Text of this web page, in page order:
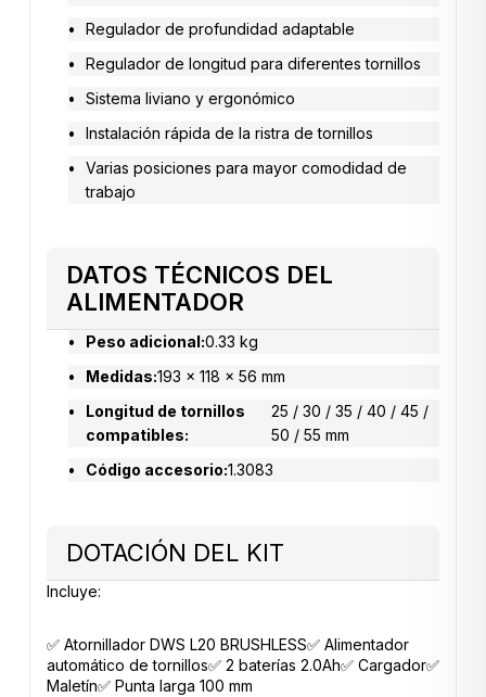
Regulador de profundidad adaptable
Regulador de longitud para diferentes tornillos
Sistema liviano y ergonómico
Instalación rápida de la ristra de tornillos
Varias posiciones para mayor comodidad de
trabajo
DATOS TÉCNICOS DEL
ALIMENTADOR
Peso adicional:0.33 kg
Medidas:193 x 118 x 56 mm
Longitud de tornillos
compatibles:
25 / 30 / 35 / 40 / 45 /
50 / 55 mm
Código accesorio:1.3083
DOTACIÓN DEL KIT
Incluye:
✅ Atornillador DWS L20 BRUSHLESS✅ Alimentador
automático de tornillos✅ 2 baterías 2.0Ah✅ Cargador✅
Maletín✅ Punta larga 100 mm